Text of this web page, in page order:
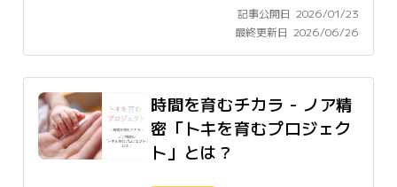
記事公開日 2026/01/23
最終更新日 2026/06/26
時間を育むチカラ - ノア精
密「トキを育むプロジェク
ト」とは？